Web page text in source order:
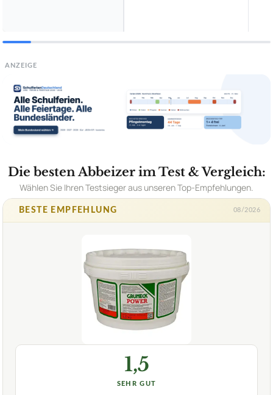
ANZEIGE
Die besten Abbeizer im Test & Vergleich:
Wählen Sie Ihren Testsieger aus unseren Top-Empfehlungen.
BESTE EMPFEHLUNG 08/2026
1,5
SEHR GUT